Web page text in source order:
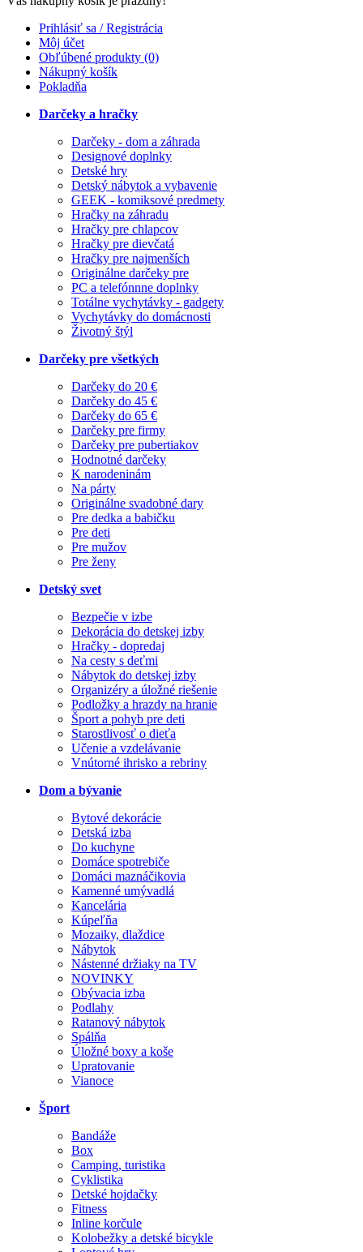
Prihlásiť sa / Registrácia
Môj účet
Obľúbené produkty (0)
Nákupný košík
Pokladňa
Darčeky a hračky
Darčeky - dom a záhrada
Designové doplnky
Detské hry
Detský nábytok a vybavenie
GEEK - komiksové predmety
Hračky na záhradu
Hračky pre chlapcov
Hračky pre dievčatá
Hračky pre najmenších
Originálne darčeky pre
PC a telefónnne doplnky
Totálne vychytávky - gadgety
Vychytávky do domácnosti
Životný štýl
Darčeky pre všetkých
Darčeky do 20 €
Darčeky do 45 €
Darčeky do 65 €
Darčeky pre firmy
Darčeky pre pubertiakov
Hodnotné darčeky
K narodeninám
Na párty
Originálne svadobné dary
Pre dedka a babičku
Pre deti
Pre mužov
Pre ženy
Detský svet
Bezpečie v izbe
Dekorácia do detskej izby
Hračky - dopredaj
Na cesty s deťmi
Nábytok do detskej izby
Organizéry a úložné riešenie
Podložky a hrazdy na hranie
Šport a pohyb pre deti
Starostlivosť o dieťa
Učenie a vzdelávanie
Vnútorné ihrisko a rebriny
Dom a bývanie
Bytové dekorácie
Detská izba
Do kuchyne
Domáce spotrebiče
Domáci maznáčikovia
Kamenné umývadlá
Kancelária
Kúpeľňa
Mozaiky, dlaždice
Nábytok
Nástenné držiaky na TV
NOVINKY
Obývacia izba
Podlahy
Ratanový nábytok
Spálňa
Úložné boxy a koše
Upratovanie
Vianoce
Šport
Bandáže
Box
Camping, turistika
Cyklistika
Detské hojdačky
Fitness
Inline korčule
Kolobežky a detské bicykle